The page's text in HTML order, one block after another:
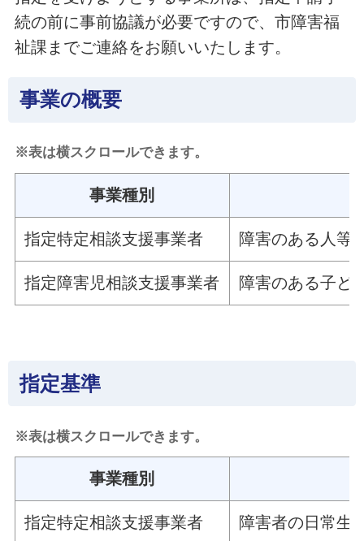
続の前に事前協議が必要ですので、市障害福
祉課までご連絡をお願いいたします。
事業の概要
※表は横スクロールできます。
事業種別
指定特定相談支援事業者 障害のある人等
指定障害児相談支援事業者 障害のある子ど
指定基準
※表は横スクロールできます。
事業種別
指定特定相談支援事業者 障害者の日常生